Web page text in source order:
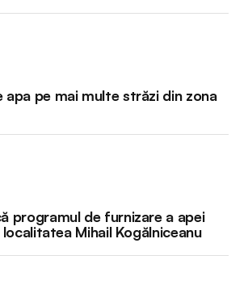
apa pe mai multe străzi din zona
programul de furnizare a apei
Mihail Kogălniceanu